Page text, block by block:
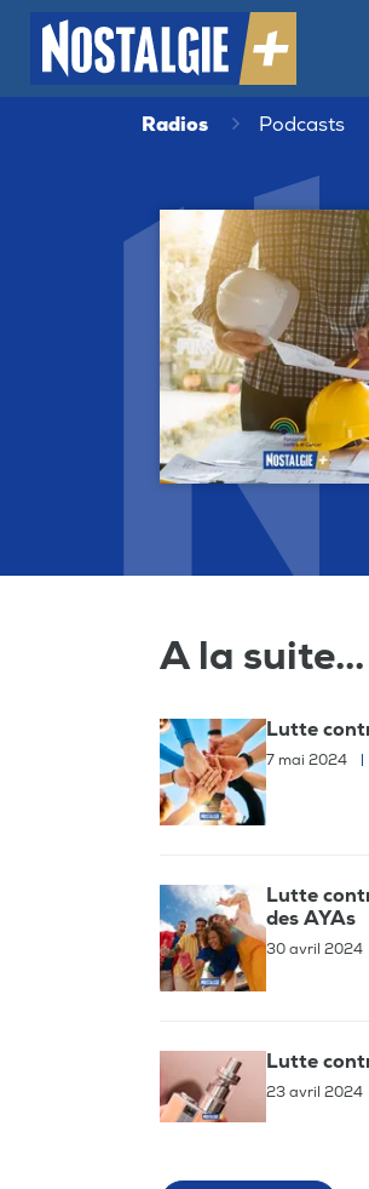
Radios Podcasts
A la suite...
Lutte
7 mai 2024 |
Lutte
des AYAs
30 avril 2024
Lutte
23 avril 2024